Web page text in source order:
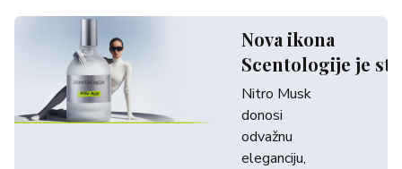
Nova ikona
Scentologije je
Nitro Musk
donosi
odvažnu
eleganciju,